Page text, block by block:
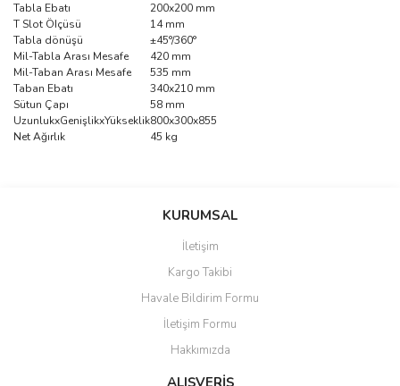
Tabla Ebatı
200x200 mm
T Slot ÖIçüsü
14 mm
Tabla dönüşü
±45°/360°
Mil-Tabla Arası Mesafe
420 mm
Mil-Taban Arası Mesafe
535 mm
Taban Ebatı
340x210 mm
Sütun Çapı
58 mm
UzunlukxGenişlikxYükseklik800x300x855
Net Ağırlık
45 kg
Bu ürüne ilk yorumu siz yapın!
Ürün resmi kalitesiz, bozuk veya görüntülenemiyor.
Ürün açıklamasında eksik bilgiler bulunuyor.
Ürün bilgilerinde hatalar bulunuyor.
Ürün fiyatı diğer sitelerden daha pahalı.
Bu ürüne benzer farklı alternatifler olmalı.
KURUMSAL
İletişim
Kargo Takibi
Havale Bildirim Formu
İletişim Formu
Hakkımızda
ALIŞVERİŞ